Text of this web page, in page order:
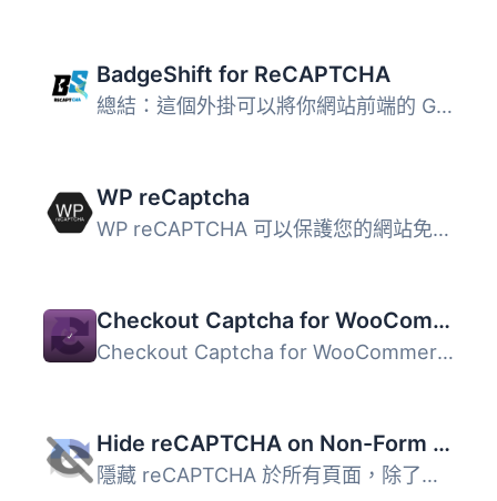
BadgeShift for ReCAPTCHA
總結：這個外掛可以將你網站前端的 Google reCAPTCHA 標誌移...
WP reCaptcha
WP reCAPTCHA 可以保護您的網站免受垃圾郵件和濫用。它使用高...
Checkout Captcha for WooCommerce
Checkout Captcha for WooCommerce 外掛透過整合 reCAPTCHA ...
Hide reCAPTCHA on Non-Form Pages for Contact Form 7
隱藏 reCAPTCHA 於所有頁面，除了有表單的頁面（例如聯絡頁面...